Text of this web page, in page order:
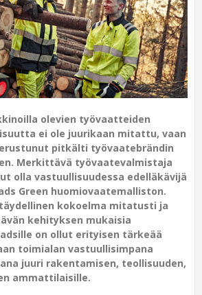
olevien työvaatteiden
ei ole juurikaan mitattu, vaan
pitkälti työvaatebrändin
Merkittävä työvaatevalmistaja
olla vastuullisuudessa edelläkävijä
Green huomiovaatemalliston.
kokoelma mitatusti ja
kehityksen mukaisia
on ollut erityisen tärkeää
toimialan vastuullisimpana
juuri rakentamisen, teollisuuden,
ammattilaisille.